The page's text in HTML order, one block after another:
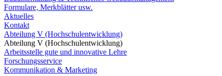
Formulare, Merkblätter usw.
Aktuelles
Kontakt
Abteilung V (Hochschulentwicklung)
Abteilung V (Hochschulentwicklung)
Arbeitsstelle gute und innovative Lehre
Forschungsservice
Kommunikation & Marketing